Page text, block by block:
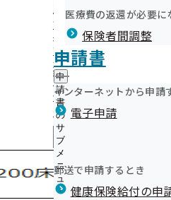
医療費の返還が必要に
保険者間調整
申請書
申
請
書
の
サ
ブ
メ
ニ
ュ
ー
インターネットから申請
電子申請
郵送で申請するとき
健康保険給付の申
鹿児島支部 第3期保健事
関するお知らせ
インセンティブ制度は健
医療費節約への第一歩 か
地域医療に関するアンケー
ジェネリック医薬品（後
健康保険を使用してケガ
仕事中や通勤途中にケガ
接骨院、整骨院（柔道整
鹿児島支部公式マスコッ
鹿児島支部 移転のお知らせ
メールマガジン
鹿児島支部について
所在地・連絡先
調達情報
採用情報
個人情報保護
地方自治体及び関係団体
情報公開
評議会
事務処理誤り
リンク集